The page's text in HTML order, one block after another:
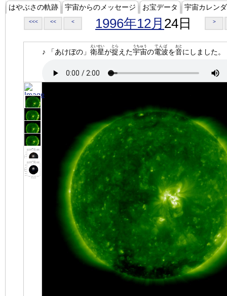
はやぶさの軌跡 宇宙からのメッセージ お宝データ 宇宙カレン
<<< << < 1996年12月 24日 >
♪ 「あけぼの」 衛星
えいせい
が捉
とら
えた宇宙
うちゅう
の電波
でんぱ
を音
おと
にしました。